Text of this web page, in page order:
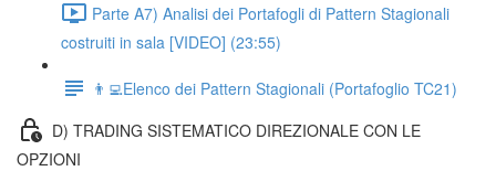
Parte A7) Analisi dei Portafogli di Pattern Stagionali
costruiti in sala [VIDEO] (23:55)
👨‍💻Elenco dei Pattern Stagionali (Portafoglio TC21)
D) TRADING SISTEMATICO DIREZIONALE CON LE
OPZIONI